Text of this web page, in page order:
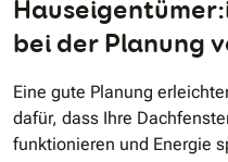
bei der Planung
Eine gute Planung
dafür, dass Ihre
funktionieren und Energie